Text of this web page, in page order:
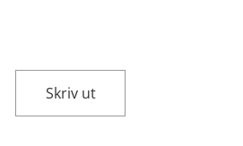
Skriv ut